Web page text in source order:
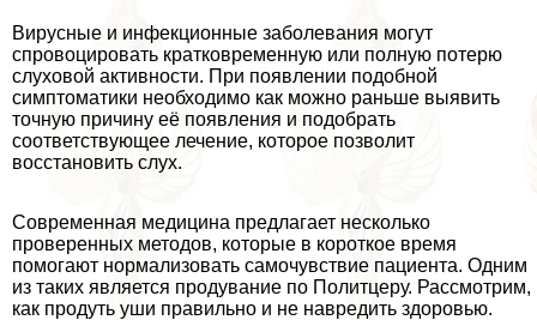
Вирусные и инфекционные заболевания могут
спровоцировать кратковременную или полную потерю
слуховой активности. При появлении подобной
симптоматики необходимо как можно раньше выявить
точную причину её появления и подобрать
соответствующее лечение, которое позволит
восстановить слух.
Современная медицина предлагает несколько
проверенных методов, которые в короткое время
помогают нормализовать самочувствие пациента. Одним
из таких является продувание по Политцеру. Рассмотрим,
как продуть уши правильно и не навредить здоровью.